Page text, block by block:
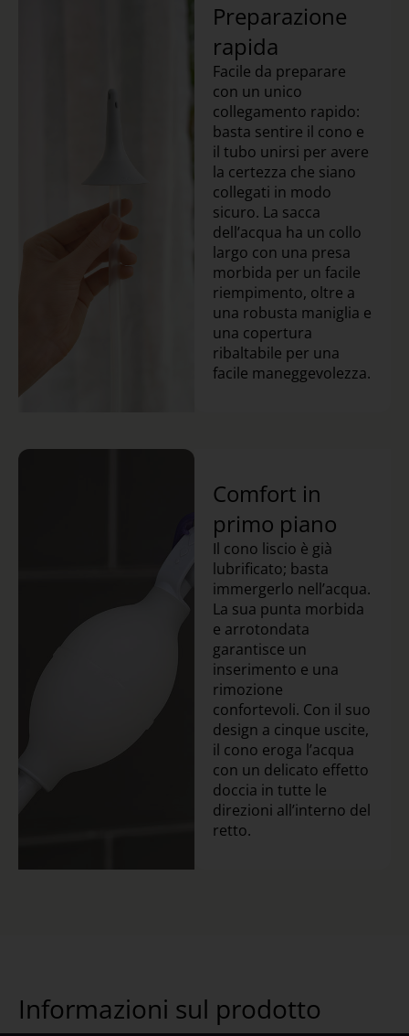
Preparazione
rapida
Facile da preparare
con un unico
collegamento rapido:
basta sentire il cono e
il tubo unirsi per avere
la certezza che siano
collegati in modo
sicuro. La sacca
dell’acqua ha un collo
largo con una presa
morbida per un facile
riempimento, oltre a
una robusta maniglia e
una copertura
ribaltabile per una
facile maneggevolezza.
Comfort in
primo piano
Il cono liscio è già
lubrificato; basta
immergerlo nell’acqua.
La sua punta morbida
e arrotondata
garantisce un
inserimento e una
rimozione
confortevoli. Con il suo
design a cinque uscite,
il cono eroga l’acqua
con un delicato effetto
doccia in tutte le
direzioni all’interno del
retto.
Informazioni sul prodotto